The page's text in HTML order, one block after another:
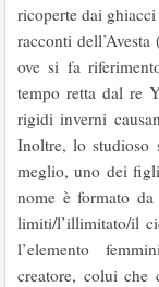
ricoperte dai
racconti
ove si fa
tempo retta dal re
rigidi inverni
Inoltre, lo studioso
meglio, uno dei
nome è formato da
limiti/l’illimitato/il
l’elemento
creatore, colui che